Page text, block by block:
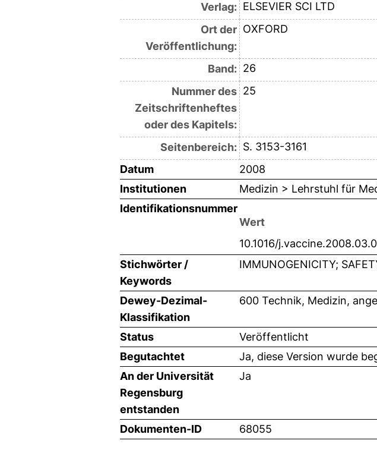
Verlag: ELSEVIER SCI LTD
Ort der
Veröffentlichung:
OXFORD
Band: 26
Nummer des
Zeitschriftenheftes
oder des Kapitels:
25
Seitenbereich: S. 3153-3161
Datum
2008
Institutionen
Medizin > Lehrstuhl für
Identifikationsnummer
Wert
10.1016/
Stichwörter /
Keywords
IMMUNOGENICITY;
Dewey-Dezimal-
Klassifikation
600 Technik, Medizin,
Status
Veröffentlicht
Begutachtet
Ja, diese Version wurde
An der Universität
Regensburg
entstanden
Ja
Dokumenten-ID 68055